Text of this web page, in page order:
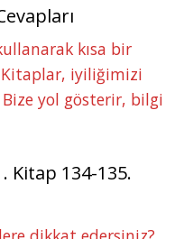
kısa bir
iyiliğimizi
yol gösterir, bilgi
Kitap 134-135.